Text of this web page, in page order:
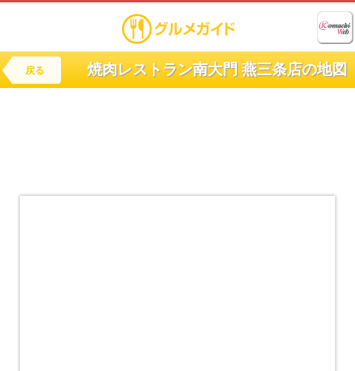
戻る 焼肉レストラン南大門 燕三条店の地図